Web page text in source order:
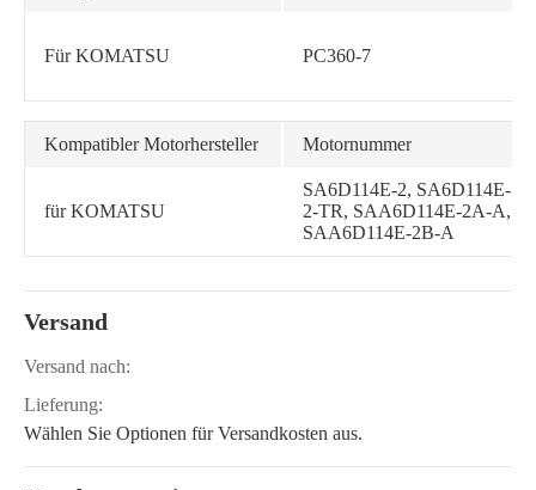
Für KOMATSU PC360-7
Kompatibler Motorhersteller Motornummer
für KOMATSU
SA6D114E-2, SA6D114E-
2-TR, SAA6D114E-2A-A,
SAA6D114E-2B-A
Versand
Versand nach:
Lieferung:
Wählen Sie Optionen für Versandkosten aus.